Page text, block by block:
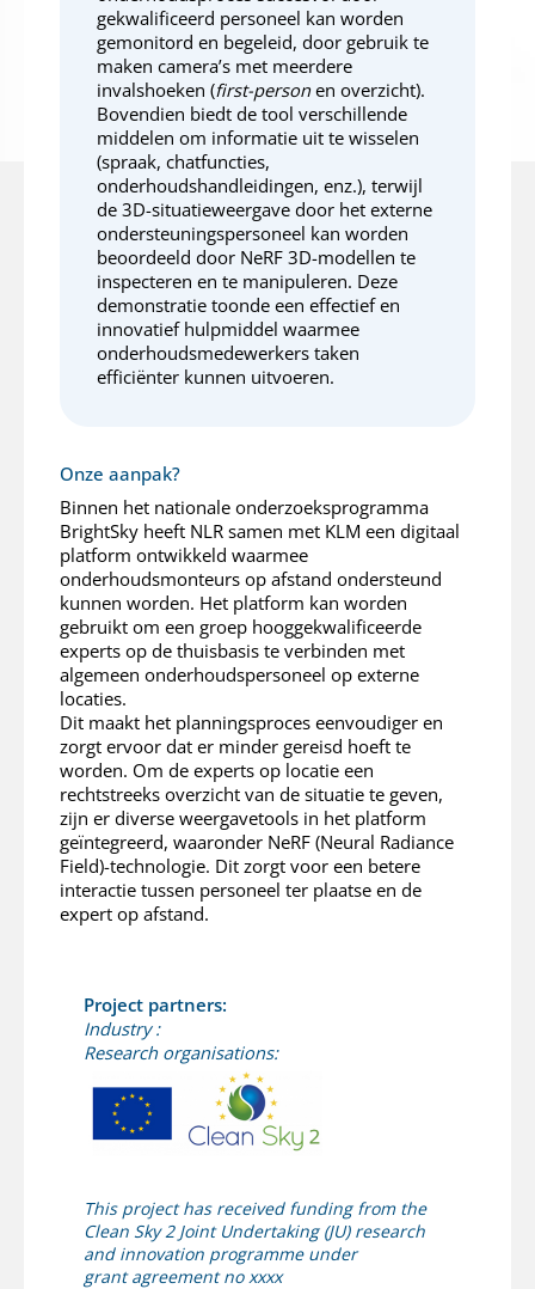
gekwalificeerd personeel kan worden
gemonitord en begeleid, door gebruik te
maken camera’s met meerdere
invalshoeken (first-personen overzicht).
Bovendien biedt de tool verschillende
middelen om informatie uit te wisselen
(spraak, chatfuncties,
onderhoudshandleidingen, enz.), terwijl
de 3D-situatieweergave door het externe
ondersteuningspersoneel kan worden
beoordeeld door NeRF 3D-modellen te
inspecteren en te manipuleren. Deze
demonstratie toonde een effectief en
innovatief hulpmiddel waarmee
onderhoudsmedewerkers taken
efficiënter kunnen uitvoeren.
Onze aanpak?
Binnen het nationale onderzoeksprogramma
BrightSky heeft NLR samen met KLM een digitaal
platform ontwikkeld waarmee
onderhoudsmonteurs op afstand ondersteund
kunnen worden. Het platform kan worden
gebruikt om een groep hooggekwalificeerde
experts op de thuisbasis te verbinden met
algemeen onderhoudspersoneel op externe
locaties.
Dit maakt het planningsproces eenvoudiger en
zorgt ervoor dat er minder gereisd hoeft te
worden. Om de experts op locatie een
rechtstreeks overzicht van de situatie te geven,
zijn er diverse weergavetools in het platform
geïntegreerd, waaronder NeRF (Neural Radiance
Field)-technologie. Dit zorgt voor een betere
interactie tussen personeel ter plaatse en de
expert op afstand.
Project partners:
Industry :
Research organisations:
This project has received funding from the
Clean Sky 2 Joint Undertaking (JU) research
and innovation programme under
grant agreement no xxxx